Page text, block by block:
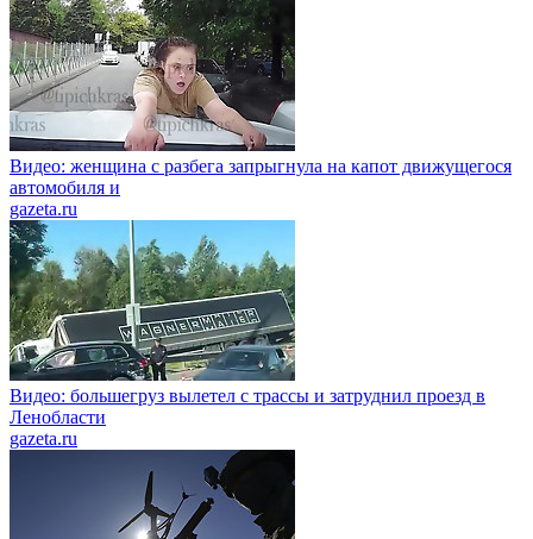
Видео: женщина с разбега запрыгнула на капот движущегося
автомобиля и
gazeta.ru
Видео: большегруз вылетел с трассы и затруднил проезд в
Ленобласти
gazeta.ru